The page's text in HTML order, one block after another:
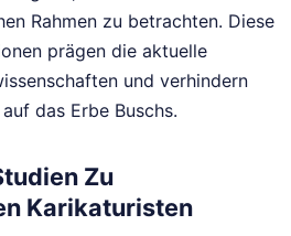
Rahmen zu betrachten. Diese
prägen die aktuelle
und verhindern
das Erbe Buschs.
Zu
Karikaturisten